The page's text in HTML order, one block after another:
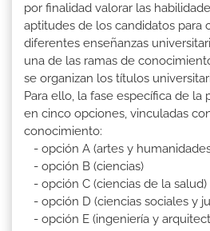
por finalidad valorar las
aptitudes de los candidatos para
diferentes enseñanzas
una de las ramas de
se organizan los títulos
Para ello, la fase específica de la
en cinco opciones, vinculadas
conocimiento:
- opción A (artes y
- opción B (ciencias)
- opción C (ciencias de la salud)
- opción D (ciencias sociales y
- opción E (ingeniería y